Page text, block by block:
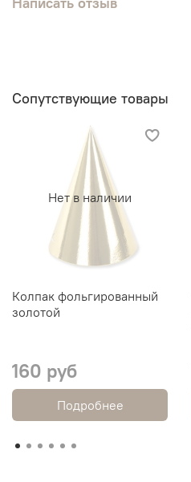
Сопутствующие товары
Нет в наличии
Колпак фольгированный
золотой
160 руб
Подробнее